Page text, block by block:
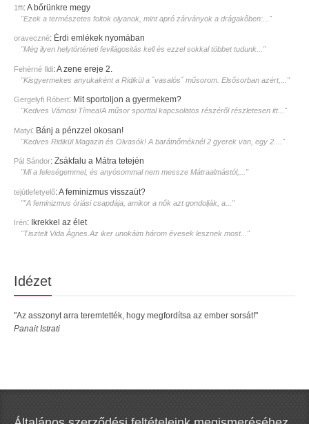
1ffi:A bőrünkre megy
"Ezek a természetes foltok olyanok, mint apró zárványok a drágakőben:..."
oraveczné: Érdi emlékek nyomában
"Még ilyen helytörténeti fevilágositás kell és ezzel sokkal többet tudunk..."
Fehérné Ildi:A zene ereje 2.
"Kisgyermekes anyukaként a Ridikül a ˝vasalós˝ műsorom. Elsősorban azért,..."
Gergelyfi Róbert: Mit sportoljon a gyermekem?
"Kedves Vámosi Tímea!A műsor sporttal kapcsolatos részéről részletesen itt..."
Matyi: Bánj a pénzzel okosan!
"Kedves Ridikül Magazin és Olvasók! A barátnőméknél 2 gyerek van, egy 2...."
Pál Sándor: Zsákfalu a Mátra tetején
"Mi a feleségemmel, és anyósommal nem messze Mátraalmástól,..."
tejútlefetyelő:A feminizmus visszaüt?
""A feminizmus óriási csapdája, amikor a nők azt gondolják, a..."
Irén: Ikrekkel az élet
"Tisztelt Vida Ágnes.Az iker unokáim három évesek lesznek most..."
Idézet
"Az asszonyt arra teremtették, hogy megfordítsa az ember sorsát!"
Panait Istrati